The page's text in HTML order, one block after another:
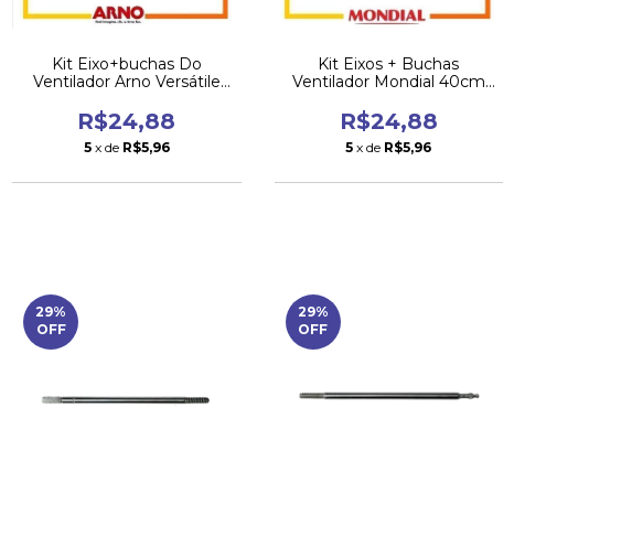
Kit Eixo+buchas Do
Ventilador Arno Versátile
R$24,88
5 x de R$5,96
Kit Eixos + Buchas
Ventilador Mondial 40cm
R$24,88
5 x de R$5,96
29%
OFF
29%
OFF